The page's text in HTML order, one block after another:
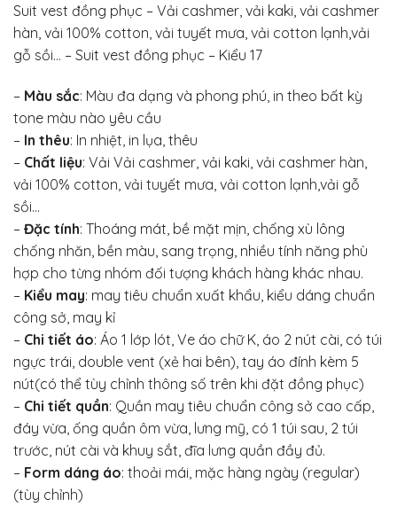
Suit vest đồng phục – Vải cashmer, vải kaki, vải cashmer
hàn, vải 100% cotton, vải tuyết mưa, vải cotton lạnh,vải
gỗ sồi… – Suit vest đồng phục – Kiểu 17
– Màu sắc: Màu đa dạng và phong phú, in theo bất kỳ
tone màu nào yêu cầu
– In thêu: In nhiệt, in lụa, thêu
– Chất liệu: Vải Vải cashmer, vải kaki, vải cashmer hàn,
vải 100% cotton, vải tuyết mưa, vải cotton lạnh,vải gỗ
sồi…
– Đặc tính: Thoáng mát, bề mặt mịn, chống xù lông
chống nhăn, bền màu, sang trọng, nhiều tính năng phù
hợp cho từng nhóm đối tượng khách hàng khác nhau.
– Kiểu may: may tiêu chuẩn xuất khẩu, kiểu dáng chuẩn
công sở, may kỉ
– Chi tiết áo: Áo 1 lớp lót, Ve áo chữ K, áo 2 nút cài, có túi
ngực trái, double vent (xẻ hai bên), tay áo đính kèm 5
nút(có thể tùy chỉnh thông số trên khi đặt đồng phục)
– Chi tiết quần: Quần may tiêu chuẩn công sở cao cấp,
đáy vừa, ống quần ôm vừa, lưng mỹ, có 1 túi sau, 2 túi
trước, nút cài và khuy sắt, đĩa lưng quần đầy đủ.
– Form dáng áo: thoải mái, mặc hàng ngày (regular)
(tùy chỉnh)